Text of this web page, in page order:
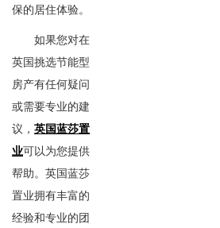
保的居住体验。
如果您对在
英国挑选节能型
房产有任何疑问
或需要专业的建
议， 英国蓝莎置
业可以为您提供
帮助。英国蓝莎
置业拥有丰富的
经验和专业的团